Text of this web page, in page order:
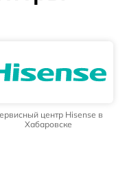
центр Hisense в
Хабаровске